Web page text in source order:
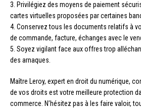
3. Privilégiez des moyens de paiement
cartes virtuelles proposées par certaines
4. Conservez tous les documents relatifs à
de commande, facture, échanges avec le
5. Soyez vigilant face aux offres trop
des arnaques.
Maître Leroy, expert en droit du numérique,
de vos droits est votre meilleure protection
commerce. N’hésitez pas à les faire valoir,